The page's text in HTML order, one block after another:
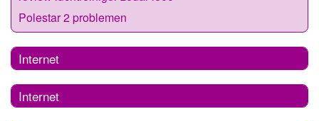
Polestar 2 problemen
Internet
Internet